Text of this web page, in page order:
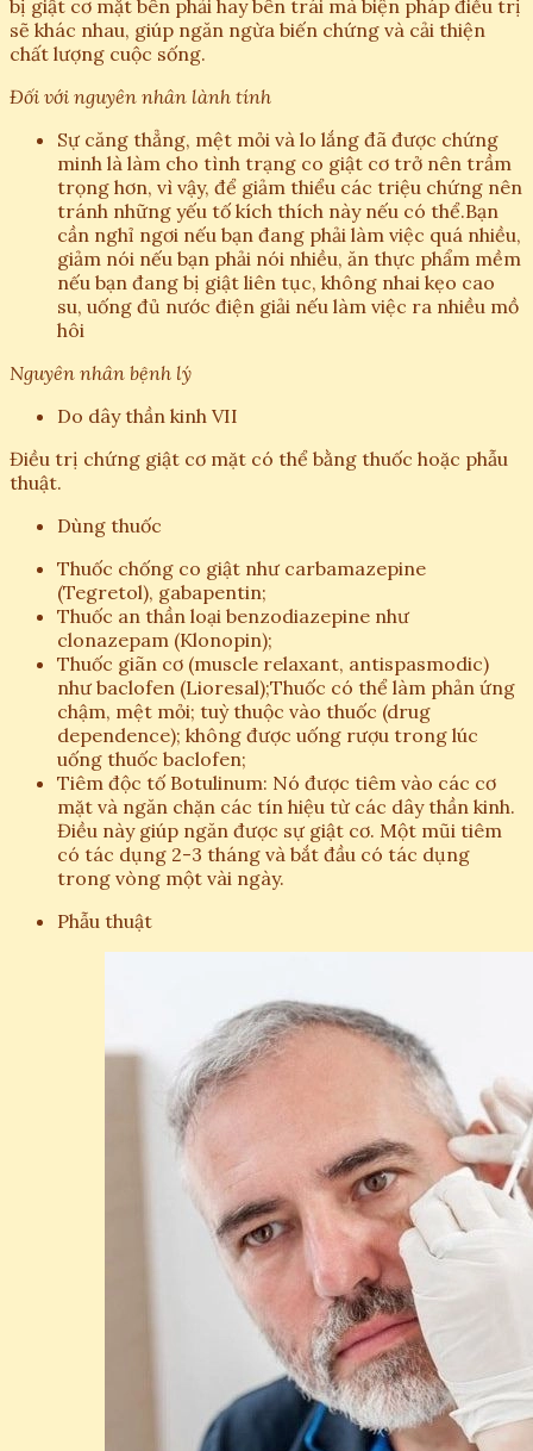
bị giật cơ mặt bên phải hay bên trái mà biện pháp điều trị
sẽ khác nhau, giúp ngăn ngừa biến chứng và cải thiện
chất lượng cuộc sống.
Đối với nguyên nhân lành tính
Sự căng thẳng, mệt mỏi và lo lắng đã được chứng
minh là làm cho tình trạng co giật cơ trở nên trầm
trọng hơn, vì vậy, để giảm thiểu các triệu chứng nên
tránh những yếu tố kích thích này nếu có thể.Bạn
cần nghỉ ngơi nếu bạn đang phải làm việc quá nhiều,
giảm nói nếu bạn phải nói nhiều, ăn thực phẩm mềm
nếu bạn đang bị giật liên tục, không nhai kẹo cao
su, uống đủ nước điện giải nếu làm việc ra nhiều mồ
hôi
Nguyên nhân bệnh lý
Do dây thần kinh VII
Điều trị chứng giật cơ mặt có thể bằng thuốc hoặc phẫu
thuật.
Dùng thuốc
Thuốc chống co giật như carbamazepine
(Tegretol), gabapentin;
Thuốc an thần loại benzodiazepine như
clonazepam (Klonopin);
Thuốc giãn cơ (muscle relaxant, antispasmodic)
như baclofen (Lioresal);Thuốc có thể làm phản ứng
chậm, mệt mỏi; tuỳ thuộc vào thuốc (drug
dependence); không được uống rượu trong lúc
uống thuốc baclofen;
Tiêm độc tố Botulinum: Nó được tiêm vào các cơ
mặt và ngăn chặn các tín hiệu từ các dây thần kinh.
Điều này giúp ngăn được sự giật cơ. Một mũi tiêm
có tác dụng 2-3 tháng và bắt đầu có tác dụng
trong vòng một vài ngày.
Phẫu thuật